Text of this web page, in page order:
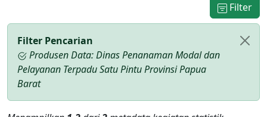
Filter
Filter Pencarian
Produsen Data: Dinas Penanaman Modal dan
Pelayanan Terpadu Satu Pintu Provinsi Papua
Barat